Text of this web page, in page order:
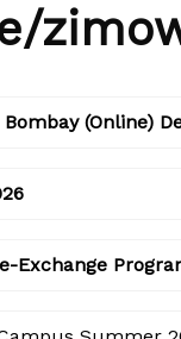
(Online)
Exchange